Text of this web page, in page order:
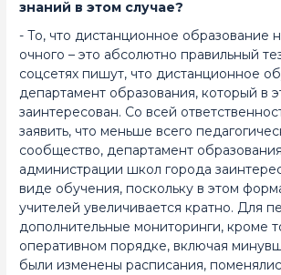
знаний в этом случае?
- То, что дистанционное образование
очного – это абсолютно правильный
соцсетях пишут, что дистанционное
департамент образования, который в
заинтересован. Со всей
заявить, что меньше всего
сообщество, департамент
администрации школ города
виде обучения, поскольку в этом
учителей увеличивается кратно. Для
дополнительные мониторинги, кроме
оперативном порядке, включая
были изменены расписания,